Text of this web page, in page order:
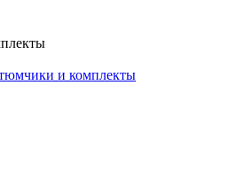
и комплекты